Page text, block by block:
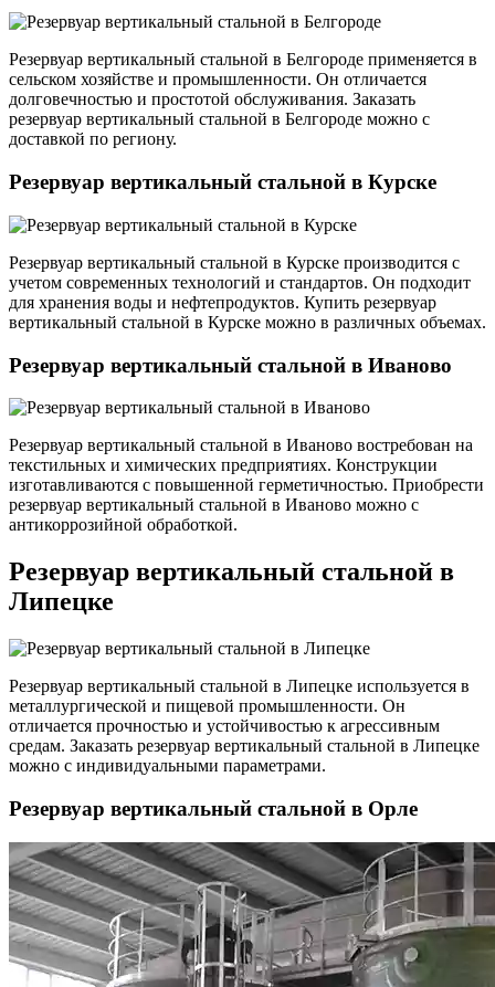
Резервуар вертикальный стальной в Белгороде применяется в
сельском хозяйстве и промышленности. Он отличается
долговечностью и простотой обслуживания. Заказать
резервуар вертикальный стальной в Белгороде можно с
доставкой по региону.
Резервуар вертикальный стальной в Курске
Резервуар вертикальный стальной в Курске производится с
учетом современных технологий и стандартов. Он подходит
для хранения воды и нефтепродуктов. Купить резервуар
вертикальный стальной в Курске можно в различных объемах.
Резервуар вертикальный стальной в Иваново
Резервуар вертикальный стальной в Иваново востребован на
текстильных и химических предприятиях. Конструкции
изготавливаются с повышенной герметичностью. Приобрести
резервуар вертикальный стальной в Иваново можно с
антикоррозийной обработкой.
Резервуар вертикальный стальной в
Липецке
Резервуар вертикальный стальной в Липецке используется в
металлургической и пищевой промышленности. Он
отличается прочностью и устойчивостью к агрессивным
средам. Заказать резервуар вертикальный стальной в Липецке
можно с индивидуальными параметрами.
Резервуар вертикальный стальной в Орле